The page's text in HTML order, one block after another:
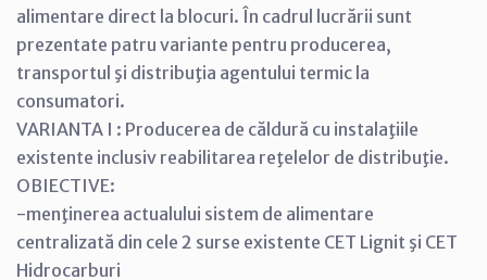
alimentare direct la blocuri. În cadrul lucrării sunt
prezentate patru variante pentru producerea,
transportul şi distribuţia agentului termic la
consumatori.
VARIANTA I : Producerea de căldură cu instalaţiile
existente inclusiv reabilitarea reţelelor de distribuţie.
OBIECTIVE:
-menţinerea actualului sistem de alimentare
centralizată din cele 2 surse existente CET Lignit şi CET
Hidrocarburi